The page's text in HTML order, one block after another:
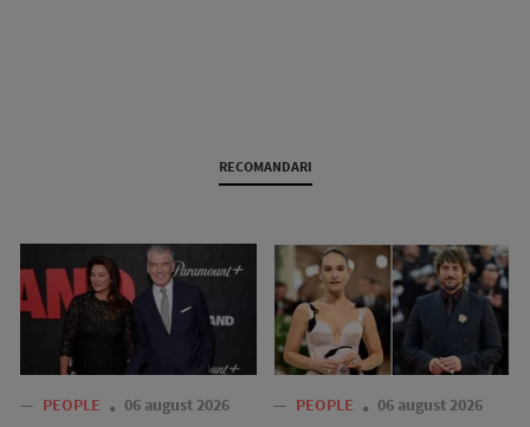
RECOMANDARI
— PEOPLE 06 august 2026 — PEOPLE 06 august 2026